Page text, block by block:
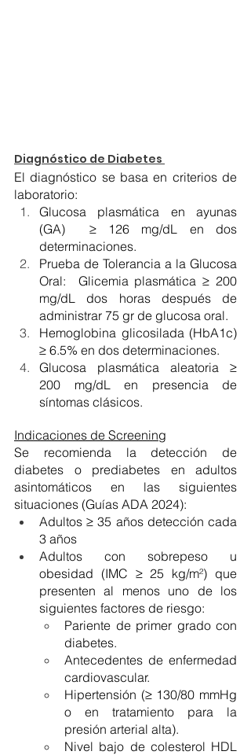
Diagnóstico de Diabetes
El diagnóstico se basa en criterios de
laboratorio:
Glucosa plasmática en ayunas
(GA)  ≥ 126 mg/dL en dos
determinaciones.
Prueba de Tolerancia a la Glucosa
Oral:  Glicemia plasmática ≥ 200
mg/dL dos horas después de
administrar 75 gr de glucosa oral.
Hemoglobina glicosilada (HbA1c)
≥ 6.5% en dos determinaciones.
Glucosa plasmática aleatoria ≥
200 mg/dL en presencia de
síntomas clásicos.
Indicaciones de Screening
Se recomienda la detección de
diabetes o prediabetes en adultos
asintomáticos en las siguientes
situaciones (Guías ADA 2024):
Adultos ≥ 35 años detección cada
3 años
Adultos con sobrepeso u
obesidad (IMC ≥ 25 kg/m²) que
presenten al menos uno de los
siguientes factores de riesgo:
Pariente de primer grado con
diabetes.
Antecedentes de enfermedad
cardiovascular.
Hipertensión (≥ 130/80 mmHg
o en tratamiento para la
presión arterial alta).
Nivel bajo de colesterol HDL